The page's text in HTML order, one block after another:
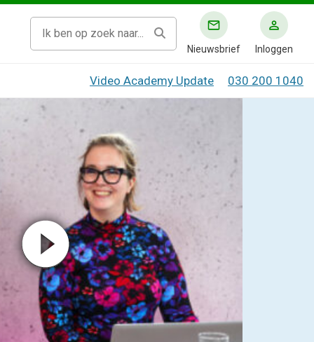
Nieuwsbrief Inloggen
Video Academy Update 030 200 1040